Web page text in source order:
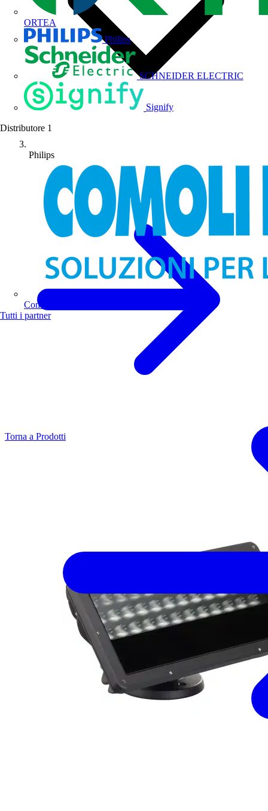
ORTEA
Philips
SCHNEIDER ELECTRIC
Signify
Distributore 1
Comoli Ferrari
Tutti i partner
Philips
Torna a Prodotti